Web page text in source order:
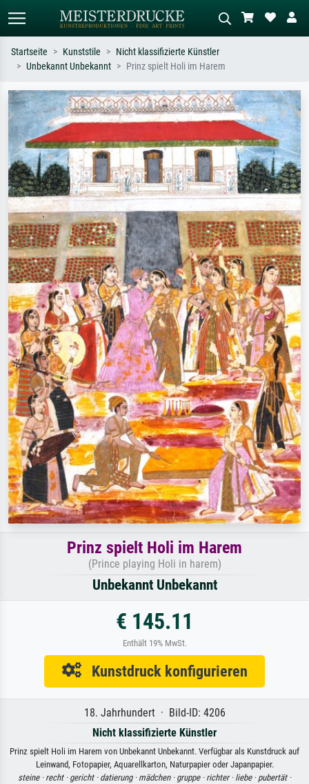
Suchen Sie nach Künstlern, Werktiteln
oder Stilen – z.B. Monet,
Sternennacht, Impressionismus, Welle
Hokusai, Akt.
Beschreiben Sie die Szene – z.B. Grüne
Wiese, Abstrakt mit viel Rot, Dunkles
Ölgemälde, Stehender Akt neben einem
Baum.
Startseite Kunststile
Nicht klassifizierte Künstler
Unbekannt Unbekannt
Prinz spielt Holi im Harem
Prinz spielt Holi im Harem
(Prince playing Holi in harem)
Unbekannt Unbekannt
€ 145.11
Enthält 19% MwSt.
Kunstdruck konfigurieren
18. Jahrhundert · Bild-ID: 4206
Nicht klassifizierte Künstler
Prinz spielt Holi im Harem von Unbekannt Unbekannt. Verfügbar als Kunstdruck auf
Leinwand, Fotopapier, Aquarellkarton, Naturpapier oder Japanpapier.
steine · recht · gericht · datierung · mädchen · gruppe · richter · liebe · pubertät ·